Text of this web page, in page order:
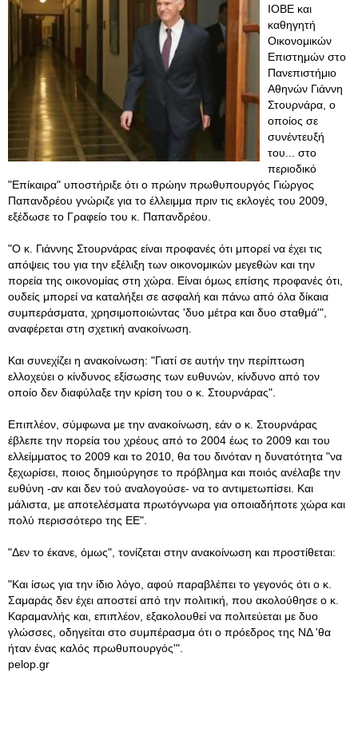
ΙΟΒΕ και
καθηγητή
Οικονομικών
Επιστημών στο
Πανεπιστήμιο
Αθηνών Γιάννη
Στουρνάρα, ο
οποίος σε
συνέντευξή
του... στο
περιοδικό
"Επίκαιρα" υποστήριξε ότι ο πρώην πρωθυπουργός Γιώργος
Παπανδρέου γνώριζε για το έλλειμμα πριν τις εκλογές του 2009,
εξέδωσε το Γραφείο του κ. Παπανδρέου.
"Ο κ. Γιάννης Στουρνάρας είναι προφανές ότι μπορεί να έχει τις
απόψεις του για την εξέλιξη των οικονομικών μεγεθών και την
πορεία της οικονομίας στη χώρα. Είναι όμως επίσης προφανές ότι,
ουδείς μπορεί να καταλήξει σε ασφαλή και πάνω από όλα δίκαια
συμπεράσματα, χρησιμοποιώντας 'δυο μέτρα και δυο σταθμά'",
αναφέρεται στη σχετική ανακοίνωση.
Και συνεχίζει η ανακοίνωση: "Γιατί σε αυτήν την περίπτωση
ελλοχεύει ο κίνδυνος εξίσωσης των ευθυνών, κίνδυνο από τον
οποίο δεν διαφύλαξε την κρίση του ο κ. Στουρνάρας".
Επιπλέον, σύμφωνα με την ανακοίνωση, εάν ο κ. Στουρνάρας
έβλεπε την πορεία του χρέους από το 2004 έως το 2009 και του
ελλείμματος το 2009 και το 2010, θα του δινόταν η δυνατότητα "να
ξεχωρίσει, ποιος δημιούργησε το πρόβλημα και ποιός ανέλαβε την
ευθύνη -αν και δεν τού αναλογούσε- να το αντιμετωπίσει. Και
μάλιστα, με αποτελέσματα πρωτόγνωρα για οποιαδήποτε χώρα και
πολύ περισσότερο της ΕΕ".
"Δεν το έκανε, όμως", τονίζεται στην ανακοίνωση και προστίθεται:
"Και ίσως για την ίδιο λόγο, αφού παραβλέπει το γεγονός ότι ο κ.
Σαμαράς δεν έχει αποστεί από την πολιτική, που ακολούθησε ο κ.
Καραμανλής και, επιπλέον, εξακολουθεί να πολιτεύεται με δυο
γλώσσες, οδηγείται στο συμπέρασμα ότι ο πρόεδρος της ΝΔ 'θα
ήταν ένας καλός πρωθυπουργός'".
pelop.gr